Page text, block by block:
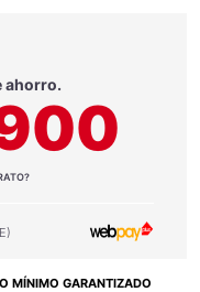
ahorro.
MÍNIMO GARANTIZADO